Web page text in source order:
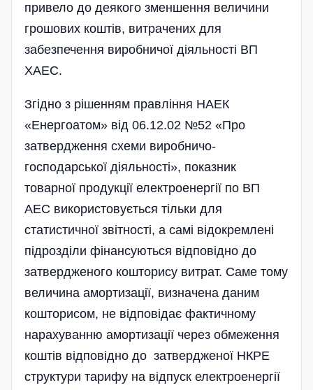
привело до деякого зменшення величини
грошових коштів, витрачених для
забезпечення виробничої діяльності ВП
ХАЕС.
Згідно з рішенням правління НАЕК
«Енергоатом» від 06.12.02 №52 «Про
затвердження схеми виробничо-
господарської діяльності», показник
товарної продукції електроенергії по ВП
АЕС використовується тільки для
статистичної звітності, а самі відокремлені
підрозділи фінансуються відповідно до
затвердженого кошторису витрат. Саме тому
величина амортизації, визначена даним
кошторисом, не відпо­відає фактичному
нарахуванню амортизації через обмеження
коштів відповідно до за­твердженої НКРЕ
структури тарифу на відпуск електро­енергії